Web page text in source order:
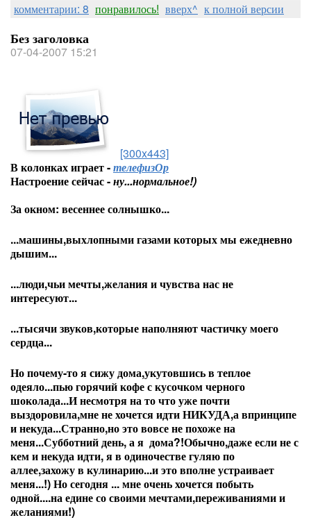
комментарии: 8 понравилось! вверх^ к полной версии
Без заголовка
07-04-2007 15:21
[300x443]
В колонках играет -телефизОр
Настроение сейчас -ну...нормальное!)
За окном: весеннее солнышко...
...машины,выхлопными газами которых мы ежедневно
дышим...
...люди,чьи мечты,желания и чувства нас не
интересуют...
...тысячи звуков,которые наполняют частичку моего
сердца...
Но почему-то я сижу дома,укутовшись в теплое
одеяло...пью горячий кофе с кусочком черного
шоколада...И несмотря на то что уже почти
выздоровила,мне не хочется идти НИКУДА,а впринципе
и некуда...Странно,но это вовсе не похоже на
меня...Субботний день, а я дома?!Обычно,даже если не с
кем и некуда идти, я в одиночестве гуляю по
аллее,захожу в кулинарию...и это вполне устраивает
меня...!) Но сегодня ... мне очень хочется побыть
одной....на едине со своими мечтами,переживаниями и
желаниями!)